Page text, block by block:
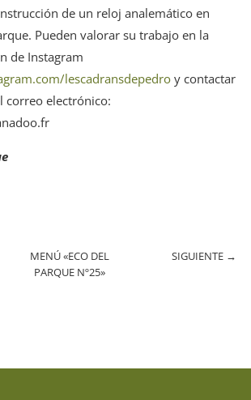
de un reloj analemático en
Pueden valorar su trabajo en la
de Instagram
lescadransdepedroy contactar
correo electrónico:
MENÚ «ECO DEL
PARQUE Nº25»
SIGUIENTE →